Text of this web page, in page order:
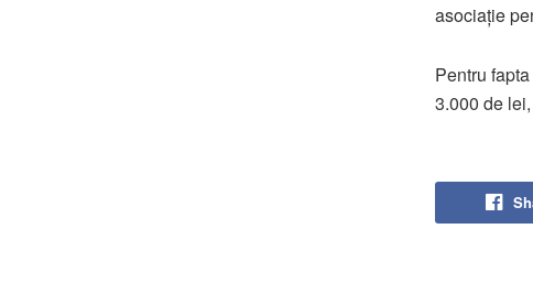
asociație
Pentru
3.000 de